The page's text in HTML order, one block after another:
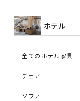
ホテル
全てのホテル家具
チェア
ソファ